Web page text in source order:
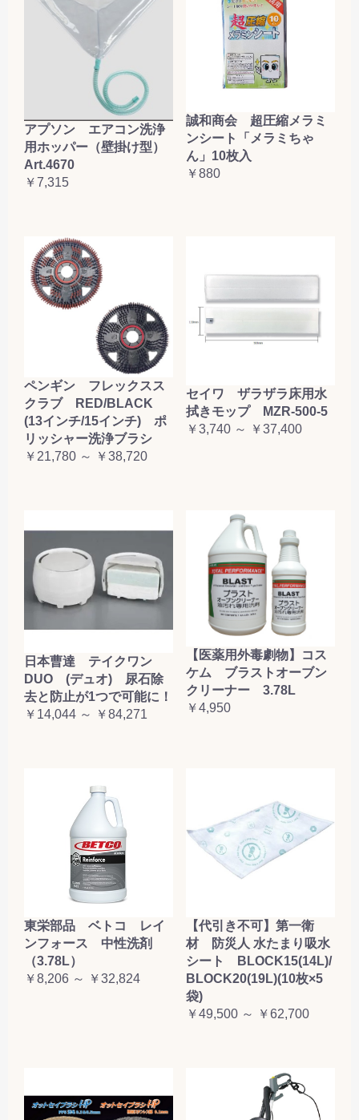
アプソン エアコン洗浄
用ホッパー（壁掛け型）
Art.4670
￥7,315
誠和商会 超圧縮メラミ
ンシート「メラミちゃ
ん」10枚入
￥880
ペンギン フレックスス
クラブ RED/BLACK
(13インチ/15インチ) ポ
リッシャー洗浄ブラシ
￥21,780 ～ ￥38,720
セイワ ザラザラ床用水
拭きモップ MZR-500-5
￥3,740 ～ ￥37,400
日本曹達 テイクワン
DUO (デュオ) 尿石除
去と防止が1つで可能に！
￥14,044 ～ ￥84,271
【医薬用外毒劇物】コス
ケム ブラストオーブン
クリーナー 3.78L
￥4,950
東栄部品 ベトコ レイ
ンフォース 中性洗剤
（3.78L）
￥8,206 ～ ￥32,824
【代引き不可】第一衛
材 防災人 水たまり吸水
シート BLOCK15(14L)/
BLOCK20(19L)(10枚×5
袋)
￥49,500 ～ ￥62,700